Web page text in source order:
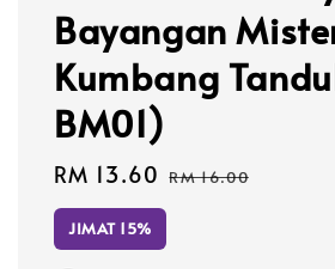
Bayangan
Kumbang
BM01)
Sale
price
RM 13.60 Regular
RM 16.00
JIMAT 15%